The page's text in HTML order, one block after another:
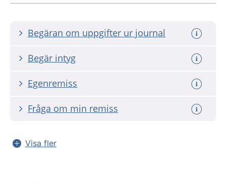
Begäran om uppgifter ur journal
Begär intyg
Egenremiss
Fråga om min remiss
Visa fler